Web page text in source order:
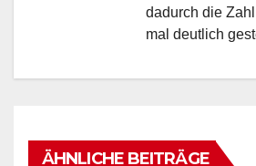
dadurch die
mal deutlich
ÄHNLICHE BEITRÄGE